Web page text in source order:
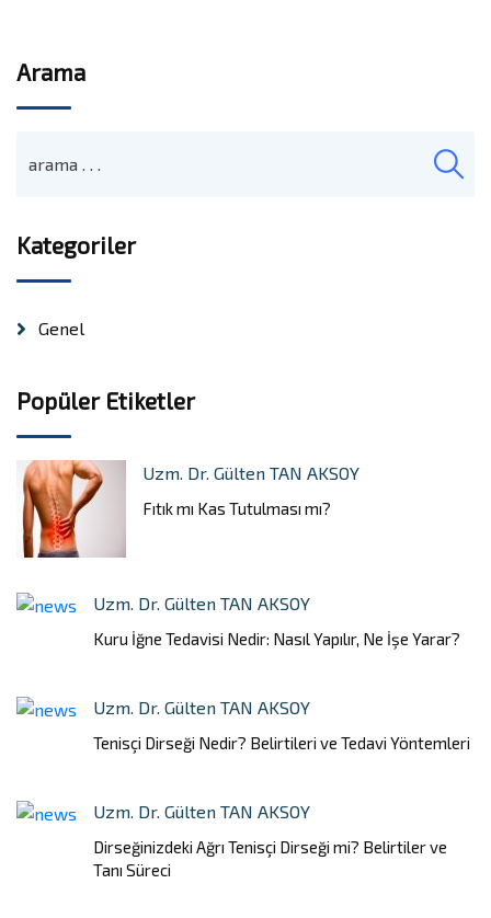
Arama
Kategoriler
Genel
Popüler Etiketler
Uzm. Dr. Gülten TAN AKSOY
Fıtık mı Kas Tutulması mı?
Uzm. Dr. Gülten TAN AKSOY
Kuru İğne Tedavisi Nedir: Nasıl Yapılır, Ne İşe Yarar?
Uzm. Dr. Gülten TAN AKSOY
Tenisçi Dirseği Nedir? Belirtileri ve Tedavi Yöntemleri
Uzm. Dr. Gülten TAN AKSOY
Dirseğinizdeki Ağrı Tenisçi Dirseği mi? Belirtiler ve
Tanı Süreci